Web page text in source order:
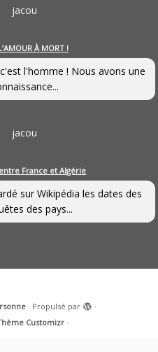
jacou
À MORT !
l'homme ! Nous avons une
jacou
France et Algérie
sur Wikipédia les dates des
des pays...
· Propulsé par
·
Customizr ·